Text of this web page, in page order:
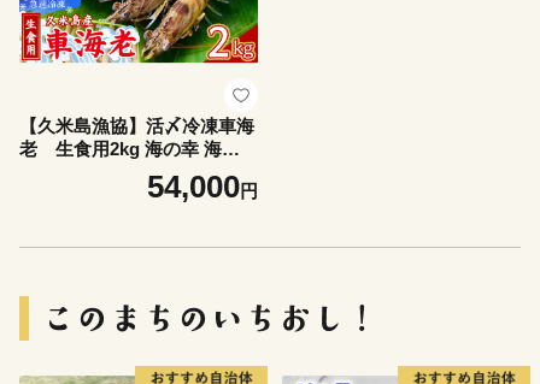
【久米島漁協】活〆冷凍車海
老 生食用2kg 海の幸 海鮮
車えび クルマエビ 高級食材
生食 刺身 鮮度抜群 プリプリ
54,000円